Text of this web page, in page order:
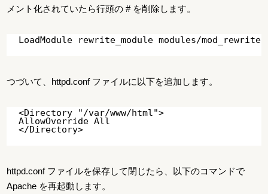
メント化されていたら行頭の # を削除します。
つづいて、httpd.conf ファイルに以下を追加します。
<Directory "/var/www/html">
AllowOverride All
httpd.conf ファイルを保存して閉じたら、以下のコマンドで
Apache を再起動します。